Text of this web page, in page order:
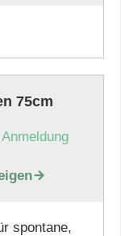
75cm
Anmeldung

spontane,